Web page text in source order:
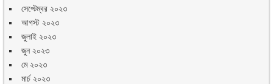
সেপ্টেম্বর ২০২৩
আগস্ট ২০২৩
জুলাই ২০২৩
জুন ২০২৩
মে ২০২৩
মার্চ ২০২৩